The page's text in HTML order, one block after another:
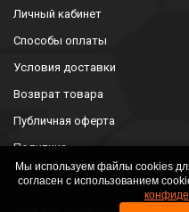
Личный кабинет
Способы оплаты
Условия доставки
Возврат товара
Публичная оферта
Политика
конфиденциальности
Мы используем файлы cookies
согласен с использованием